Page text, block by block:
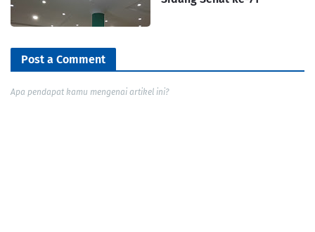
Post a Comment
Apa pendapat kamu mengenai artikel ini?